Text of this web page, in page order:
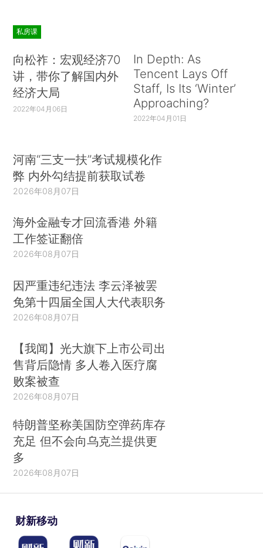
私房课
向松祚：宏观经济70
讲，带你了解国内外
经济大局
2022年04月06日
In Depth: As
Tencent Lays Off
Staff, Is Its ‘Winter’
Approaching?
2022年04月01日
河南“三支一扶”考试规模化作
弊 内外勾结提前获取试卷
2026年08月07日
海外金融专才回流香港 外籍
工作签证翻倍
2026年08月07日
因严重违纪违法 李云泽被罢
免第十四届全国人大代表职务
2026年08月07日
【我闻】光大旗下上市公司出
售背后隐情 多人卷入医疗腐
败案被查
2026年08月07日
特朗普坚称美国防空弹药库存
充足 但不会向乌克兰提供更
多
2026年08月07日
财新移动